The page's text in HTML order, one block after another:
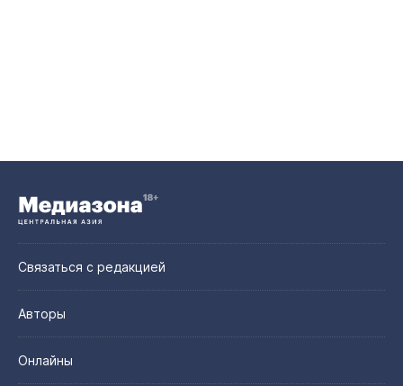
Связаться с редакцией
Авторы
Онлайны